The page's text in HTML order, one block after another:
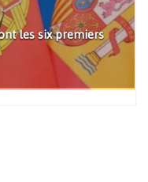
les six premiers